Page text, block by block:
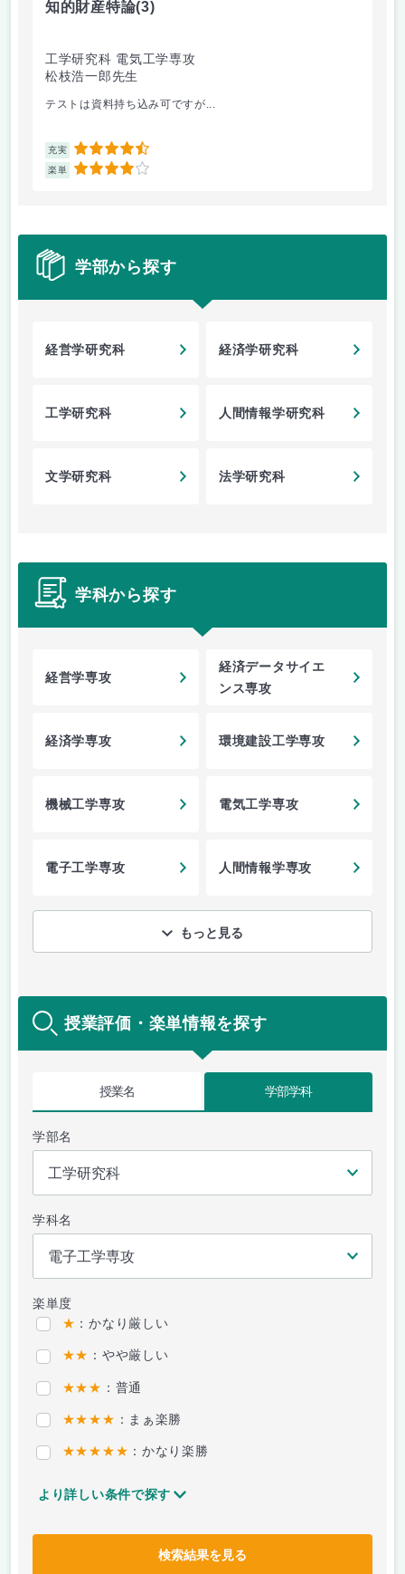
知的財産特論(3)
工学研究科 電気工学専攻
松枝浩一郎先生
テストは資料持ち込み可ですが...
充実 4.5
楽単 4
学部から探す
経営学研究科 経済学研究科
工学研究科 人間情報学研究科
文学研究科 法学研究科
学科から探す
経営学専攻
経済データサイエ
ンス専攻
経済学専攻 環境建設工学専攻
機械工学専攻 電気工学専攻
電子工学専攻 人間情報学専攻
もっと見る
授業評価・楽単情報を探す
授業名 学部学科
学部名
学科名
楽単度
★ ：かなり厳しい
★★ ：やや厳しい
★★★ ：普通
★★★★ ：まぁ楽勝
★★★★★ ：かなり楽勝
より詳しい条件で探す
検索結果を見る